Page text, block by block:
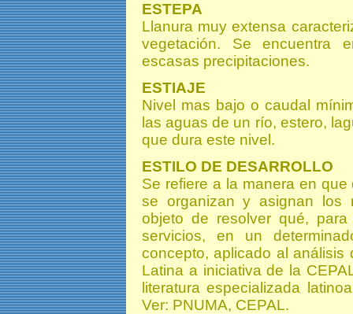
ESTEPA
Llanura muy extensa
vegetación. Se encuentra
escasas precipitaciones.
ESTIAJE
Nivel mas bajo o caudal
las aguas de un río, estero,
que dura este nivel.
ESTILO DE DESARROLLO
Se refiere a la manera en
se organizan y asignan los
objeto de resolver qué,
servicios, en un
concepto, aplicado al análisis
Latina a iniciativa de la
literatura especializada
Ver: PNUMA, CEPAL.